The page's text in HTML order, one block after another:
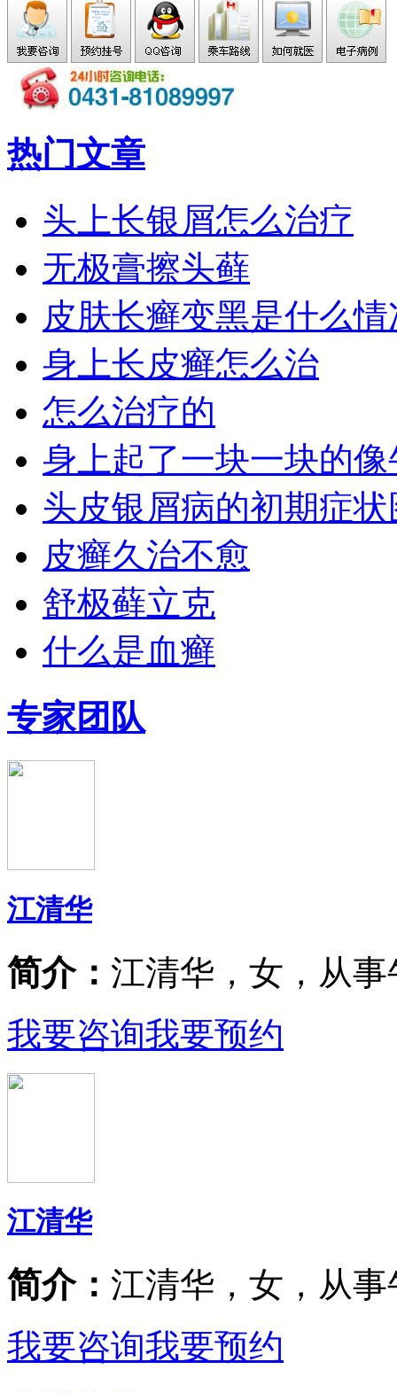
热门文章
头上长银屑怎么治疗
无极膏擦头藓
皮肤长癣变黑是什么情
身上长皮癣怎么治
怎么治疗的
身上起了一块一块的
头皮银屑病的初期症状
皮癣久治不愈
舒极藓立克
什么是血癣
专家团队
江清华
简介： 江清华，女，从事
我要咨询我要预约
江清华
简介： 江清华，女，从事
我要咨询我要预约